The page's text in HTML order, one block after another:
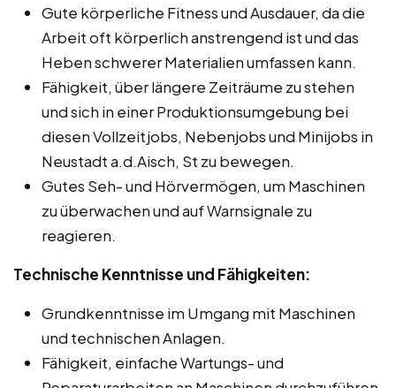
Gute körperliche Fitness und Ausdauer, da die
Arbeit oft körperlich anstrengend ist und das
Heben schwerer Materialien umfassen kann.
Fähigkeit, über längere Zeiträume zu stehen
und sich in einer Produktionsumgebung bei
diesen Vollzeitjobs, Nebenjobs und Minijobs in
Neustadt a.d.Aisch, St zu bewegen.
Gutes Seh- und Hörvermögen, um Maschinen
zu überwachen und auf Warnsignale zu
reagieren.
Technische Kenntnisse und Fähigkeiten:
Grundkenntnisse im Umgang mit Maschinen
und technischen Anlagen.
Fähigkeit, einfache Wartungs- und